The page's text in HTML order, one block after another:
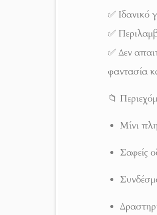
✅ Ιδανικό
✅
✅ Δεν
φαντασία
📁
Μίνι
Σαφείς